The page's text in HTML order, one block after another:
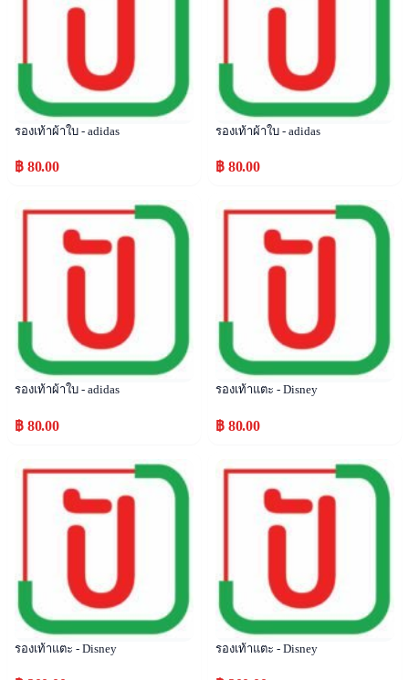
รองเท้าผ้าใบ - adidas
฿ 80.00
รองเท้าผ้าใบ - adidas
฿ 80.00
Popular
รองเท้าผ้าใบ - adidas
฿ 80.00
Popular
รองเท้าแตะ - Disney
฿ 80.00
Popular
รองเท้าแตะ - Disney
Popular
รองเท้าแตะ - Disney